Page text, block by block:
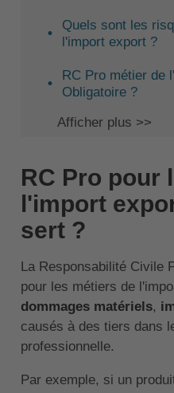
Quels sont les
l'import export ?
RC Pro métier de
Obligatoire ?
Afficher plus >>
RC Pro pour
l'import
sert ?
La Responsabilité Civile
pour les métiers de
dommages matériels,
causés à des tiers dans
professionnelle.
Par exemple, si un